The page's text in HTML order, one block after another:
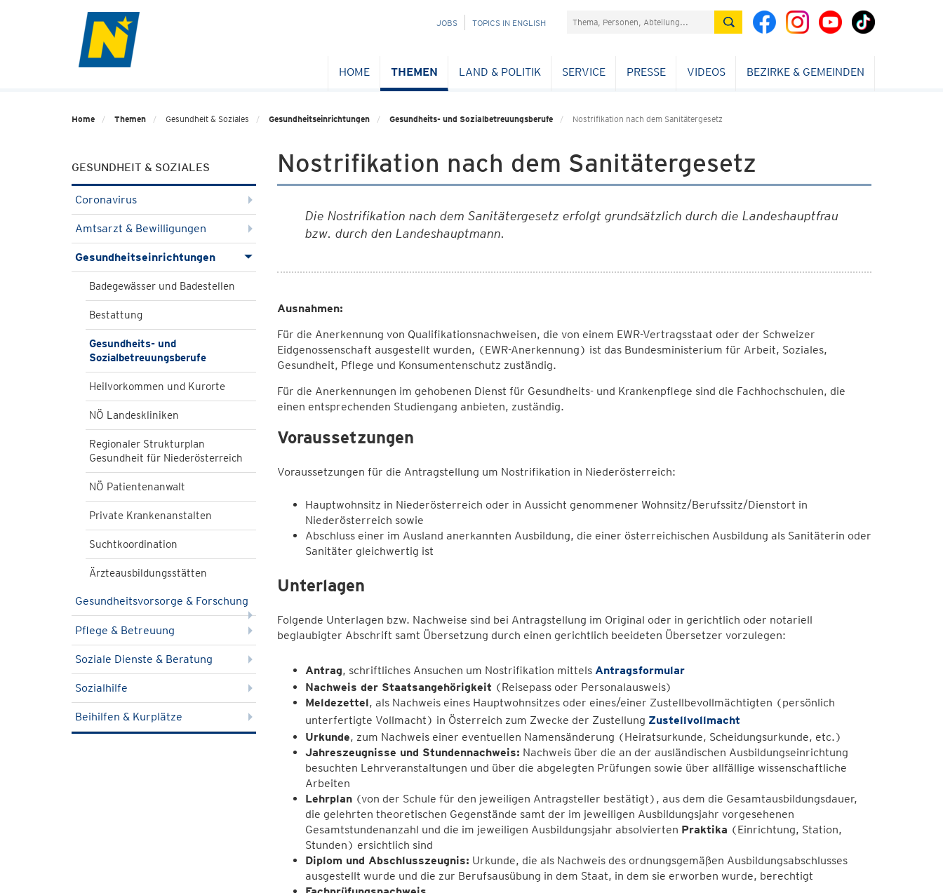
NAVIGATION
JOBS TOPICS IN ENGLISH Suchefeld
HOME THEMEN LAND & POLITIK SERVICE PRESSE VIDEOS BEZIRKE & GEMEINDEN
Home Themen Gesundheit & Soziales Gesundheitseinrichtungen Gesundheits- und Sozialbetreuungsberufe Nostrifikation nach dem Sanitätergesetz
GESUNDHEIT & SOZIALES
Coronavirus
Amtsarzt & Bewilligungen
Gesundheitseinrichtungen
Badegewässer und Badestellen
Bestattung
Gesundheits- und
Sozialbetreuungsberufe
Heilvorkommen und Kurorte
NÖ Landeskliniken
Regionaler Strukturplan
Gesundheit für Niederösterreich
NÖ Patientenanwalt
Private Krankenanstalten
Suchtkoordination
Ärzteausbildungsstätten
Gesundheitsvorsorge & Forschung
Pflege & Betreuung
Soziale Dienste & Beratung
Sozialhilfe
Beihilfen & Kurplätze
Nostrifikation nach dem Sanitätergesetz
Die Nostrifikation nach dem Sanitätergesetz erfolgt grundsätzlich durch die Landeshauptfrau
bzw. durch den Landeshauptmann.
Ausnahmen:
Für die Anerkennung von Qualifikationsnachweisen, die von einem EWR-Vertragsstaat oder der Schweizer
Eidgenossenschaft ausgestellt wurden, (EWR-Anerkennung) ist das Bundesministerium für Arbeit, Soziales,
Gesundheit, Pflege und Konsumentenschutz zuständig.
Für die Anerkennungen im gehobenen Dienst für Gesundheits- und Krankenpflege sind die Fachhochschulen, die
einen entsprechenden Studiengang anbieten, zuständig.
Voraussetzungen
Voraussetzungen für die Antragstellung um Nostrifikation in Niederösterreich:
Hauptwohnsitz in Niederösterreich oder in Aussicht genommener Wohnsitz/Berufssitz/Dienstort in
Niederösterreich sowie
Abschluss einer im Ausland anerkannten Ausbildung, die einer österreichischen Ausbildung als Sanitäterin oder
Sanitäter gleichwertig ist
Unterlagen
Folgende Unterlagen bzw. Nachweise sind bei Antragstellung im Original oder in gerichtlich oder notariell
beglaubigter Abschrift samt Übersetzung durch einen gerichtlich beeideten Übersetzer vorzulegen:
Antrag, schriftliches Ansuchen um Nostrifikation mittels Antragsformular
Nachweis der Staatsangehörigkeit (Reisepass oder Personalausweis)
Meldezettel, als Nachweis eines Hauptwohnsitzes oder eines/einer Zustellbevollmächtigten (persönlich
unterfertigte Vollmacht) in Österreich zum Zwecke der Zustellung Zustellvollmacht
Urkunde, zum Nachweis einer eventuellen Namensänderung (Heiratsurkunde, Scheidungsurkunde, etc.)
Jahreszeugnisse und Stundennachweis: Nachweis über die an der ausländischen Ausbildungseinrichtung
besuchten Lehrveranstaltungen und über die abgelegten Prüfungen sowie über allfällige wissenschaftliche
Arbeiten
Lehrplan(von der Schule für den jeweiligen Antragsteller bestätigt), aus dem die Gesamtausbildungsdauer,
die gelehrten theoretischen Gegenstände samt der im jeweiligen Ausbildungsjahr vorgesehenen
Gesamtstundenanzahl und die im jeweiligen Ausbildungsjahr absolvierten Praktika (Einrichtung, Station,
Stunden) ersichtlich sind
Diplom und Abschlusszeugnis: Urkunde, die als Nachweis des ordnungsgemäßen Ausbildungsabschlusses
ausgestellt wurde und die zur Berufsausübung in dem Staat, in dem sie erworben wurde, berechtigt